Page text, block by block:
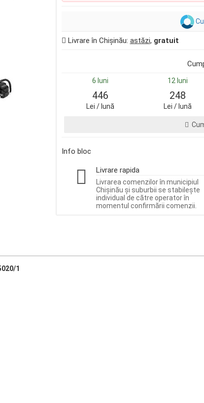
Livrare în Chișinău: astăzi, gratuit
6 luni 12 luni
446
Lei / lună
248
Lei / lună
Info bloc
Livrare rapida
Livrarea comenzilor în municipiul
Chișinău și suburbii se stabilește
individual de către operator în
momentul confirmării comenzii.
1